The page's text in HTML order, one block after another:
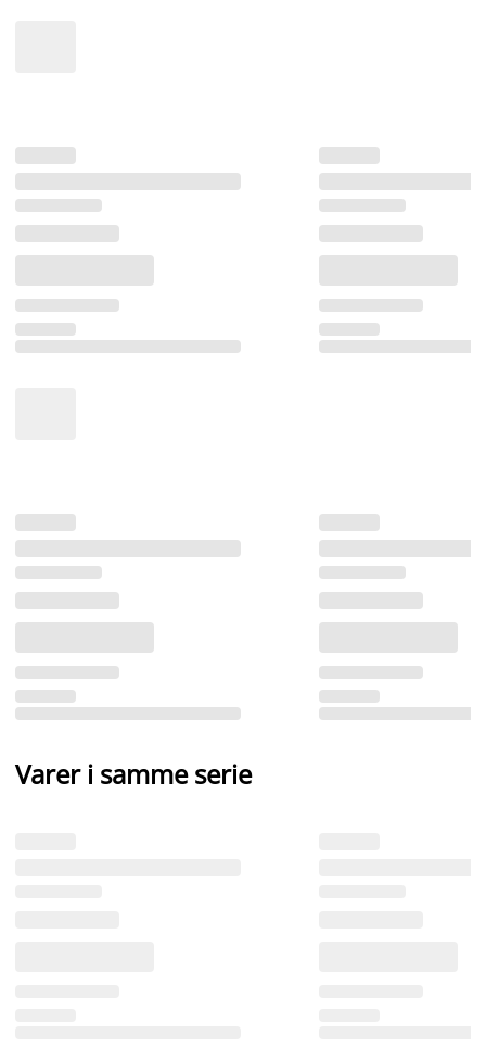
Varer i samme serie